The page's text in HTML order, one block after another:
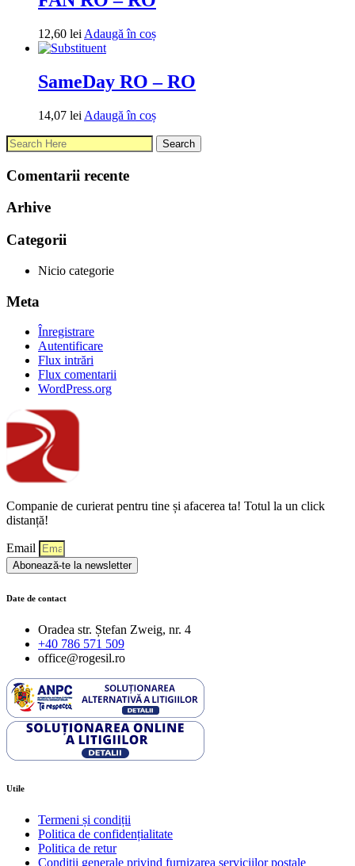
12,60 lei Adaugă în coș
SameDay RO – RO
14,07 lei Adaugă în coș
Comentarii recente
Arhive
Categorii
Nicio categorie
Meta
Înregistrare
Autentificare
Flux intrări
Flux comentarii
WordPress.org
Companie de curierat pentru tine și afacerea ta! Totul la un click
distanță!
Email
Abonează-te la newsletter
Date de contact
Oradea str. Ștefan Zweig, nr. 4
+40 786 571 509
office@rogesil.ro
Utile
Termeni și condiții
Politica de confidențialitate
Politica de retur
Condiţii generale privind furnizarea serviciilor poştale